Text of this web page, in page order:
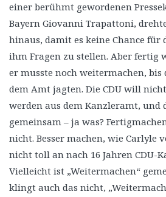
einer berühmt gewordenen
Bayern Giovanni Trapattoni,
hinaus, damit es keine Chance für
ihm Fragen zu stellen. Aber fertig
er musste noch weitermachen, bis
dem Amt jagten. Die CDU will
werden aus dem Kanzleramt, und
gemeinsam – ja was?
nicht. Besser machen, wie Carlyle
nicht toll an nach 16 Jahren CDU-
Vielleicht ist „Weitermachen“
klingt auch das nicht,